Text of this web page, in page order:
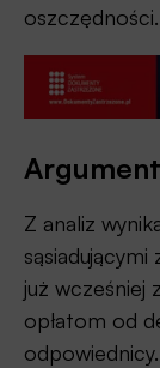
oszczędności.
Z analiz
już wcześniej
opłatom od